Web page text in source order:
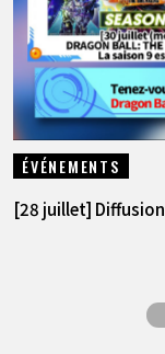
ÉVÉNEMENTS
[28 juillet]